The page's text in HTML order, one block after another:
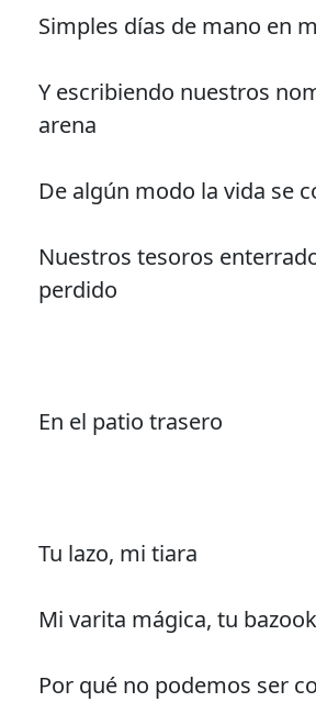
Simples días de mano en
Y escribiendo nuestros
arena
De algún modo la vida se
Nuestros tesoros
perdido
En el patio trasero
Tu lazo, mi tiara
Mi varita mágica, tu
Por qué no podemos ser